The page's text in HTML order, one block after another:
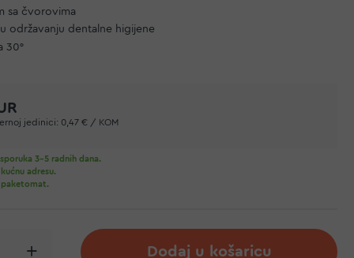
sa čvorovima
u održavanju dentalne higijene
30°
jedinici: 0,47 € / KOM
3-5 radnih dana.
adresu.
paketomat.
Dodaj u košaricu